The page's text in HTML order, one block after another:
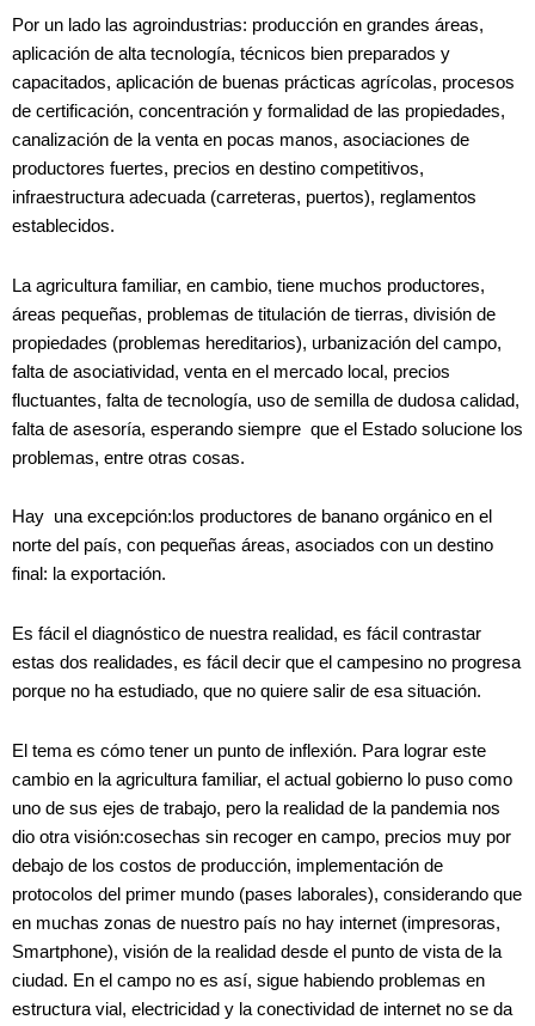
Por un lado las agroindustrias: producción en grandes áreas,
aplicación de alta tecnología, técnicos bien preparados y
capacitados, aplicación de buenas prácticas agrícolas, procesos
de certificación, concentración y formalidad de las propiedades,
canalización de la venta en pocas manos, asociaciones de
productores fuertes, precios en destino competitivos,
infraestructura adecuada (carreteras, puertos), reglamentos
establecidos.
La agricultura familiar, en cambio, tiene muchos productores,
áreas pequeñas, problemas de titulación de tierras, división de
propiedades (problemas hereditarios), urbanización del campo,
falta de asociatividad, venta en el mercado local, precios
fluctuantes, falta de tecnología, uso de semilla de dudosa calidad,
falta de asesoría, esperando siempre que el Estado solucione los
problemas, entre otras cosas.
Hay una excepción:los productores de banano orgánico en el
norte del país, con pequeñas áreas, asociados con un destino
final: la exportación.
Es fácil el diagnóstico de nuestra realidad, es fácil contrastar
estas dos realidades, es fácil decir que el campesino no progresa
porque no ha estudiado, que no quiere salir de esa situación.
El tema es cómo tener un punto de inflexión. Para lograr este
cambio en la agricultura familiar, el actual gobierno lo puso como
uno de sus ejes de trabajo, pero la realidad de la pandemia nos
dio otra visión:cosechas sin recoger en campo, precios muy por
debajo de los costos de producción, implementación de
protocolos del primer mundo (pases laborales), considerando que
en muchas zonas de nuestro país no hay internet (impresoras,
Smartphone), visión de la realidad desde el punto de vista de la
ciudad. En el campo no es así, sigue habiendo problemas en
estructura vial, electricidad y la conectividad de internet no se da